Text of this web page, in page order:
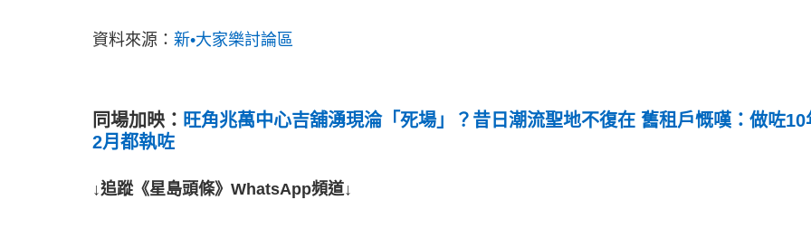
資料來源： 新•大家樂討論區
同場加映： 旺角兆萬中心吉舖湧現淪「死場」？昔日潮流聖地不復在 舊租戶慨嘆：做咗10
2月都執咗
↓追蹤《星島頭條》WhatsApp頻道↓